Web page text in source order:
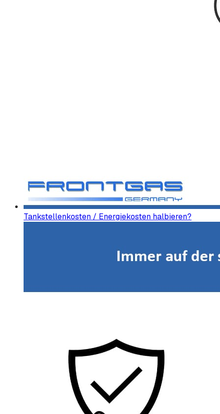
Tankstellenkosten / Energiekosten halbieren?